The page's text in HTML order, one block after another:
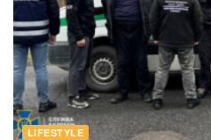
LIFESTYLE